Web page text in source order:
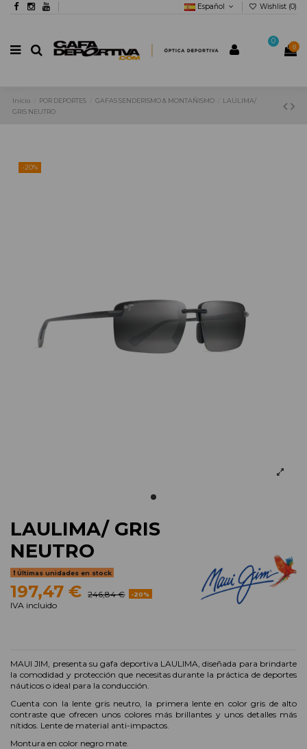
Español Wishlist (0)
0
0
Inicio POR DEPORTES GAFAS SENDERISMO & MONTAÑISMO
LAULIMA/
GRIS NEUTRO
-20%
LAULIMA/ GRIS
NEUTRO
Últimas unidades en stock
197,47 € 246,84 € -20%
IVA incluido
MAUI JIM, presenta su gafa deportiva LAULIMA, diseñada para brindarte
la comodidad y protección que necesitas durante la práctica de deportes
náuticos o ideal para la conducción.
Cuenta con la lente gris neutro, la primera lente en color gris de alto
contraste que ofrecen unos colores más brillantes y unos detalles más
nítidos. Lente de material anti-impactos.
Montura en color negro mate.